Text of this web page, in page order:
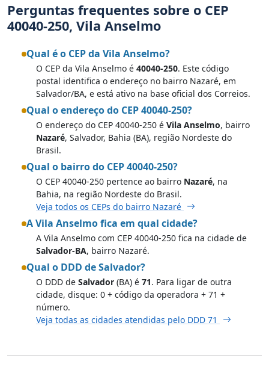
Perguntas frequentes sobre o CEP
40040-250, Vila Anselmo
Qual é o CEP da Vila Anselmo?
O CEP da Vila Anselmo é 40040-250. Este código
postal identifica o endereço no bairro Nazaré, em
Salvador/BA, e está ativo na base oficial dos Correios.
Qual o endereço do CEP 40040-250?
O endereço do CEP 40040-250 é Vila Anselmo, bairro
Nazaré, Salvador, Bahia (BA), região Nordeste do
Brasil.
Qual o bairro do CEP 40040-250?
O CEP 40040-250 pertence ao bairro Nazaré, na
Bahia, na região Nordeste do Brasil.
Veja todos os CEPs do bairro Nazaré
A Vila Anselmo fica em qual cidade?
A Vila Anselmo com CEP 40040-250 fica na cidade de
Salvador-BA, bairro Nazaré.
Qual o DDD de Salvador?
O DDD de Salvador (BA) é 71. Para ligar de outra
cidade, disque: 0 + código da operadora + 71 +
número.
Veja todas as cidades atendidas pelo DDD 71